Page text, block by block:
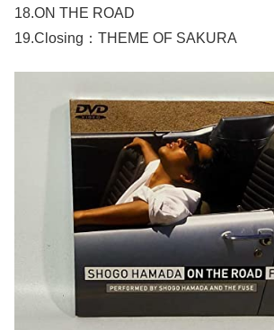
18.ON THE ROAD
19.Closing：THEME OF SAKURA